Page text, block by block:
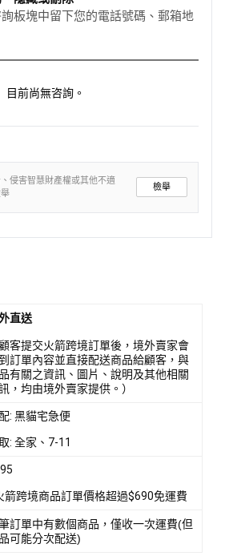
板塊中留下您的電話號碼、郵箱地
目前尚無咨詢。
侵害智慧財產權或其他不適
檢舉
直送
顧客提交火箭跨境訂單後，境外賣家會
訂單內容並直接配送商品給顧客，與
有關之資訊、圖片、說明及其他相關
，均由境外賣家提供。）
: 黑貓宅急便
: 全家、7-11
箭跨境商品訂單價格超過$690免運費
訂單中有數個商品，僅收一次運費(但
可能分次配送)